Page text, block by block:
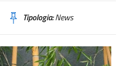
Tipologia:News